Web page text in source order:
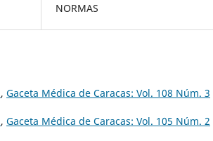
NORMAS
, Gaceta Médica de Caracas: Vol. 108 Núm. 3
, Gaceta Médica de Caracas: Vol. 105 Núm. 2